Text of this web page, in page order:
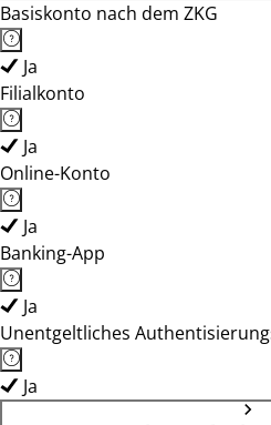
Basiskonto nach dem ZKG
Ja
Filialkonto
Ja
Online-Konto
Ja
Banking-App
Ja
Unentgeltliches
Ja